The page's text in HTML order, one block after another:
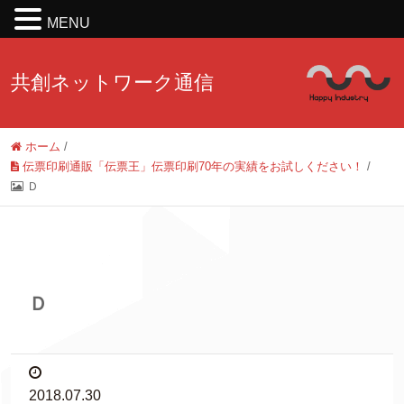
共創ネットワーク通信
ホーム /
伝票印刷通販「伝票王」伝票印刷70年の実績をお試しください！ /
Ｄ
Ｄ
2018.07.30
MENU